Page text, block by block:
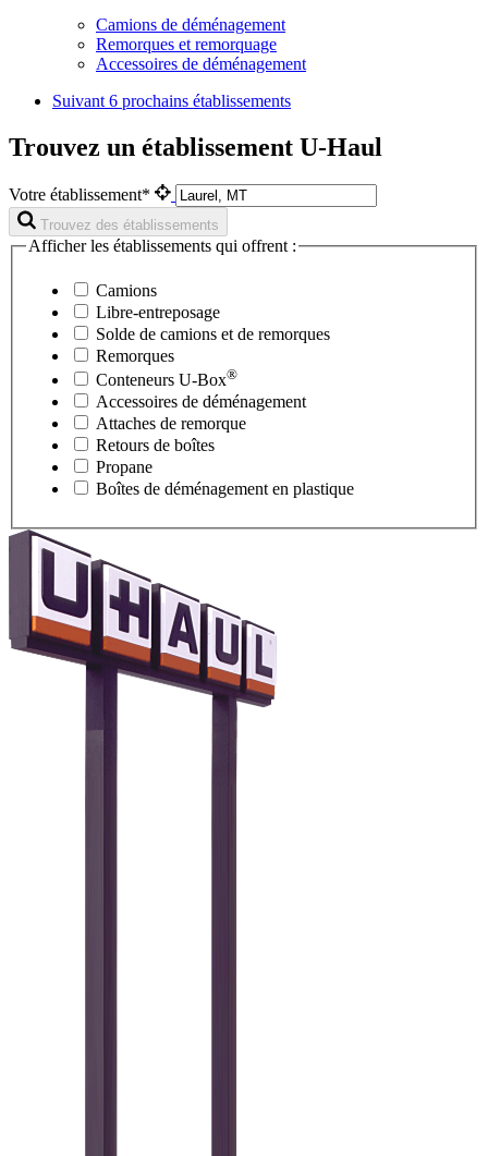
Camions de déménagement
Remorques et remorquage
Accessoires de déménagement
Suivant 6 prochains établissements
Trouvez un établissement U-Haul
Votre établissement*
Trouvez des établissements
Afficher les établissements qui offrent :
Camions
Libre-entreposage
Solde de camions et de remorques
Remorques
Conteneurs U-Box®
Accessoires de déménagement
Attaches de remorque
Retours de boîtes
Propane
Boîtes de déménagement en plastique